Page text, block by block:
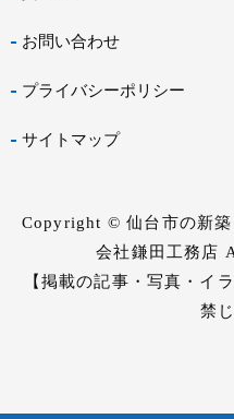
お問い合わせ
プライバシーポリシー
サイトマップ
Copyright © 仙台市の新築
会社鎌田工務店
【掲載の記事・写真・イ
禁